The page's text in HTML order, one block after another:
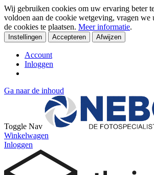
Wij gebruiken cookies om uw ervaring beter
voldoen aan de cookie wetgeving, vragen we
de cookies te plaatsen. Meer informatie.
Instellingen Accepteren Afwijzen
Account
Inloggen
Ga naar de inhoud
Toggle Nav
Winkelwagen
Inloggen